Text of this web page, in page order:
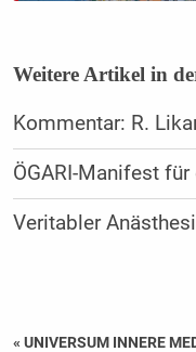
Weitere Artikel in
Kommentar: R.
ÖGARI-Manifest
Veritabler
« UNIVERSUM INNERE